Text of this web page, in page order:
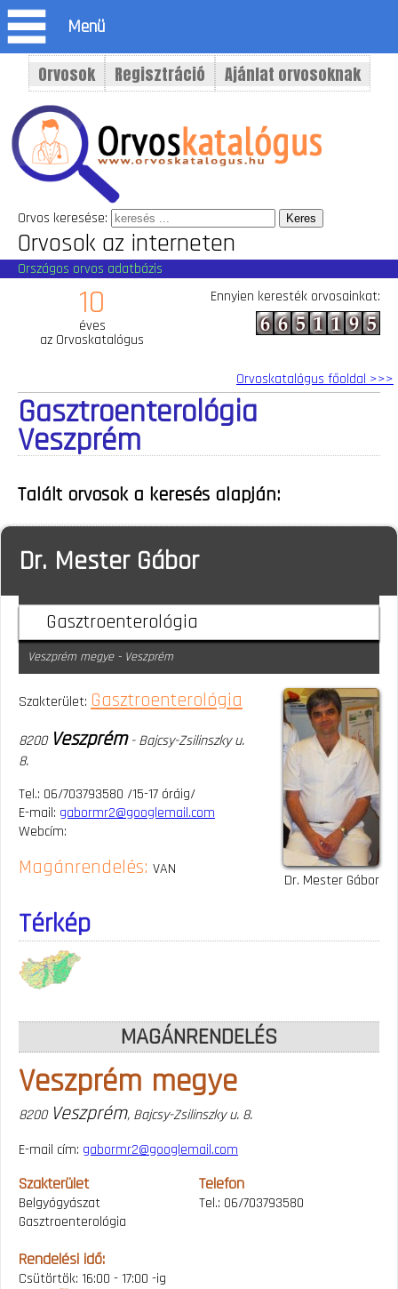
Orvos keresése:
Orvosok az interneten
Országos orvos adatbázis
10
éves
az Orvoskatalógus
Ennyien keresték orvosainkat:
Orvosok Regisztráció Ajánlat orvosoknak
Menü
Orvoskatalógus főoldal >>>
Gasztroenterológia
Veszprém
Talált orvosok a keresés alapján:
Dr. Mester Gábor
Gasztroenterológia
Veszprém megye - Veszprém
Dr. Mester Gábor
Szakterület: Gasztroenterológia
8200 Veszprém- Bajcsy-Zsilinszky u.
8.
Tel.: 06/703793580 /15-17 óráig/
E-mail: gabormr2@googlemail.com
Webcím:
Magánrendelés: VAN
Térkép
MAGÁNRENDELÉS
Veszprém megye
8200 Veszprém, Bajcsy-Zsilinszky u. 8.
E-mail cím: gabormr2@googlemail.com
Szakterület
Belgyógyászat
Gasztroenterológia
Telefon
Tel.: 06/703793580
Rendelési idő:
Csütörtök: 16:00 - 17:00 -ig